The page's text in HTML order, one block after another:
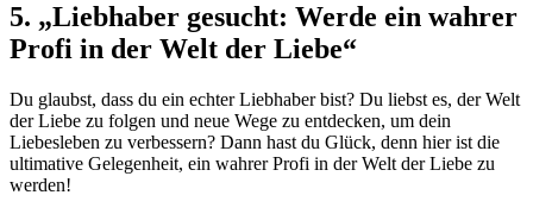
5. „Liebhaber gesucht: Werde ein wahrer
Profi in der Welt der Liebe“
Du glaubst, dass du ein echter Liebhaber bist? Du liebst es, der Welt
der Liebe zu folgen und neue Wege zu entdecken, um dein
Liebesleben zu verbessern? Dann hast du Glück, denn hier ist die
ultimative Gelegenheit, ein wahrer Profi in der Welt der Liebe zu
werden!